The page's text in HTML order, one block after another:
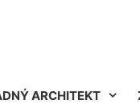
ARCHITEKT